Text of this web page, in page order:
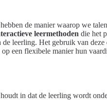
de manier waarop we
leermethoden die het
leerling. Het gebruik van deze
een flexibele manier hun
in dat de leerling wordt